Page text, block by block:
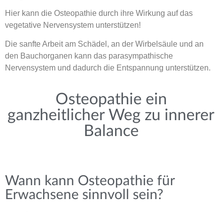
Hier kann die Osteopathie durch ihre Wirkung auf das
vegetative Nervensystem unterstützen!
Die sanfte Arbeit am Schädel, an der Wirbelsäule und an
den Bauchorganen kann das parasympathische
Nervensystem und dadurch die Entspannung unterstützen.
Osteopathie ein
ganzheitlicher Weg zu innerer
Balance
Wann kann Osteopathie für
Erwachsene sinnvoll sein?